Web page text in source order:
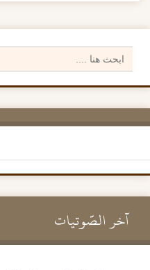
for:
Search Button
آخر الصَّوتيات